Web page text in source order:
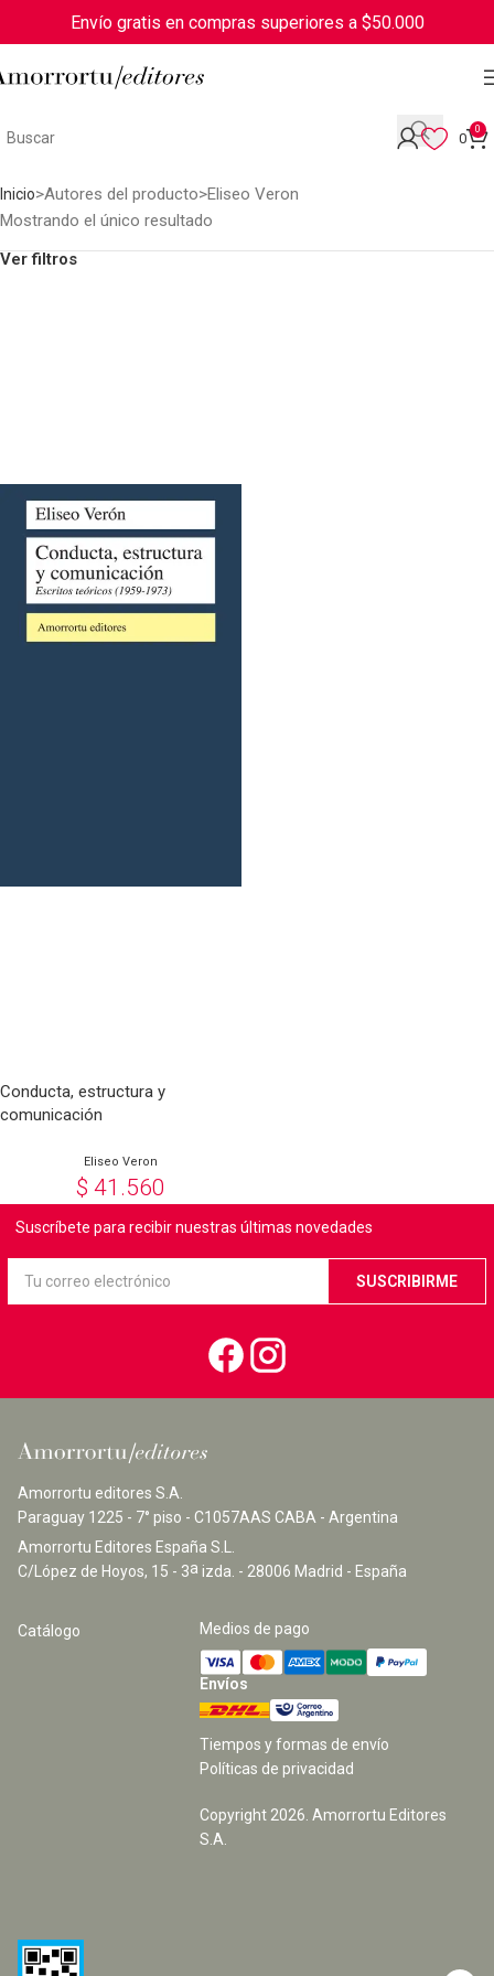
Envío gratis en compras superiores a $50.000
0
0
Inicio Autores del producto Eliseo Veron
Mostrando el único resultado
Ver filtros
Conducta, estructura y
comunicación
Eliseo Veron
$ 41.560
Suscríbete para recibir nuestras últimas novedades
Amorrortu editores S.A.
Paraguay 1225 - 7° piso - C1057AAS CABA - Argentina
Amorrortu Editores España S.L.
C/López de Hoyos, 15 - 3a izda. - 28006 Madrid - España
Catálogo Medios de pago
Envíos
Tiempos y formas de envío
Políticas de privacidad
Copyright2026. Amorrortu Editores
S.A.